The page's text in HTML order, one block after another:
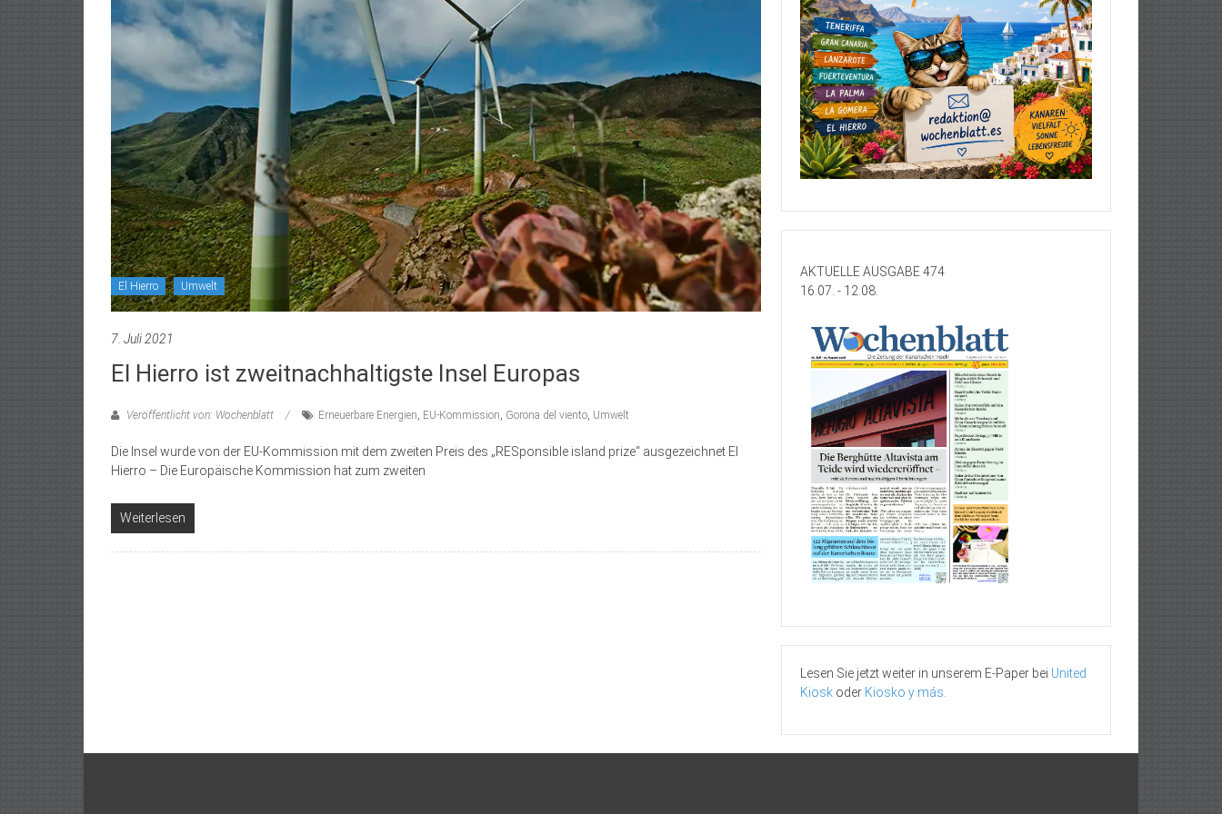
El Hierro Umwelt
7. Juli 2021
El Hierro ist zweitnachhaltigste Insel Europas
Veröffentlicht von: Wochenblatt Erneuerbare Energien EU-Kommission Gorona del viento Umwelt
Die Insel wurde von der EU-Kommission mit dem zweiten Preis des „RESponsible island prize“ ausgezeichnet El
Hierro – Die Europäische Kommission hat zum zweiten
Weiterlesen
AKTUELLE AUSGABE 474
16.07. - 12.08.
Lesen Sie jetzt weiter in unserem E-Paper bei United
Kiosk oder Kiosko y más